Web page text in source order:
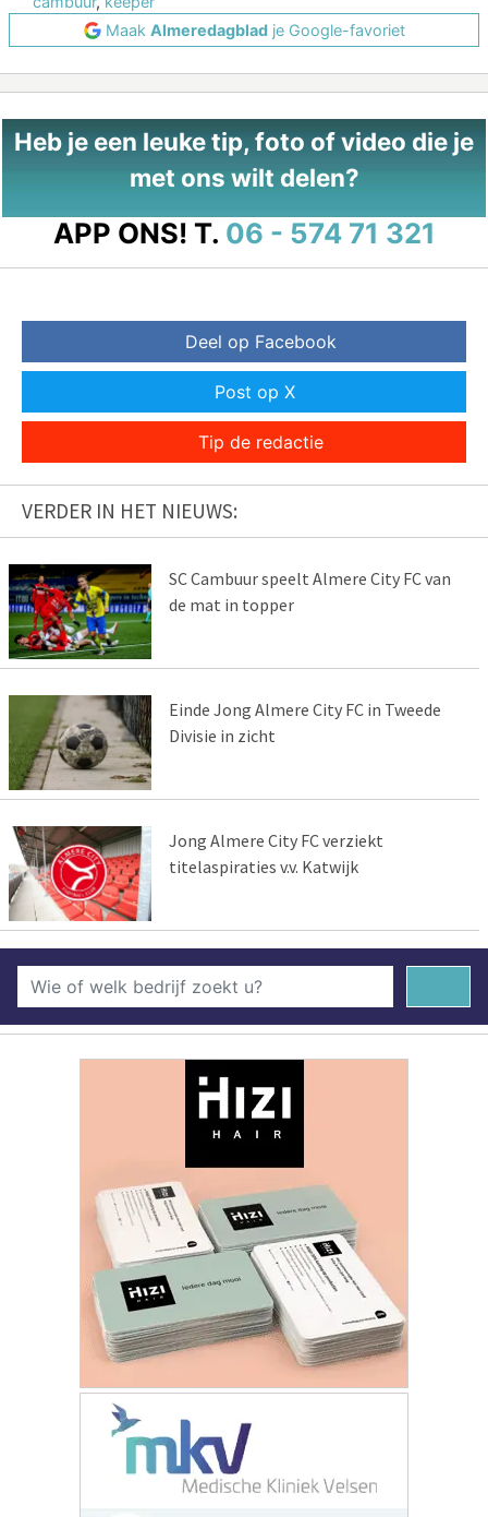
Maak Almeredagbladje Google-favoriet
Heb je een leuke tip, foto of video die je
met ons wilt delen?
APP ONS! T. 06 - 574 71 321
Deel op Facebook
Post op X
Tip de redactie
VERDER IN HET NIEUWS:
SC Cambuur speelt Almere City FC van
de mat in topper
Einde Jong Almere City FC in Tweede
Divisie in zicht
Jong Almere City FC verziekt
titelaspiraties v.v. Katwijk